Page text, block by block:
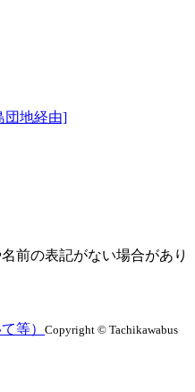
団地経由]
前の表記がない場合があり
等） Copyright © Tachikawabus